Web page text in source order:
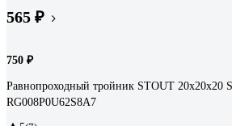
565 ₽
750 ₽
Равнопроходный тройник STOUT 20x20x20
RG008P0U62S8A7